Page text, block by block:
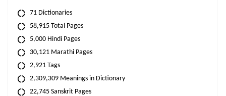
71 Dictionaries
58,915 Total Pages
5,000 Hindi Pages
30,121 Marathi Pages
2,921 Tags
2,309,309 Meanings in Dictionary
22,745 Sanskrit Pages